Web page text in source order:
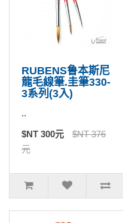
RUBENS鲁本斯尼
龍毛線筆.圭筆330-
3系列(3入)
..
$NT 300元
$NT 376
元